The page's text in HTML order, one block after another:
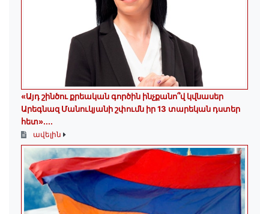
«Այդ շինծու քրեական գործին ինչքանո՞վ կվնասեր
Արեգնազ Մանուկյանի շփումն իր 13 տարեկան դստեր
հետ»․...
ավելին